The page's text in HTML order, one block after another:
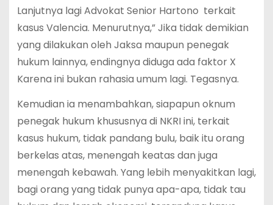
Lanjutnya lagi Advokat Senior Hartono terkait
kasus Valencia. Menurutnya,” Jika tidak demikian
yang dilakukan oleh Jaksa maupun penegak
hukum lainnya, endingnya diduga ada faktor X
Karena ini bukan rahasia umum lagi. Tegasnya.
Kemudian ia menambahkan, siapapun oknum
penegak hukum khususnya di NKRI ini, terkait
kasus hukum, tidak pandang bulu, baik itu orang
berkelas atas, menengah keatas dan juga
menengah kebawah. Yang lebih menyakitkan lagi,
bagi orang yang tidak punya apa-apa, tidak tau